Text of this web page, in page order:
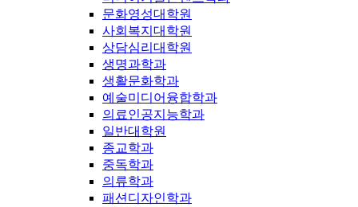
문화영성대학원
사회복지대학원
상담심리대학원
생명과학과
생활문화학과
예술미디어융합학과
의료인공지능학과
일반대학원
종교학과
중독학과
의류학과
패션디자인학과